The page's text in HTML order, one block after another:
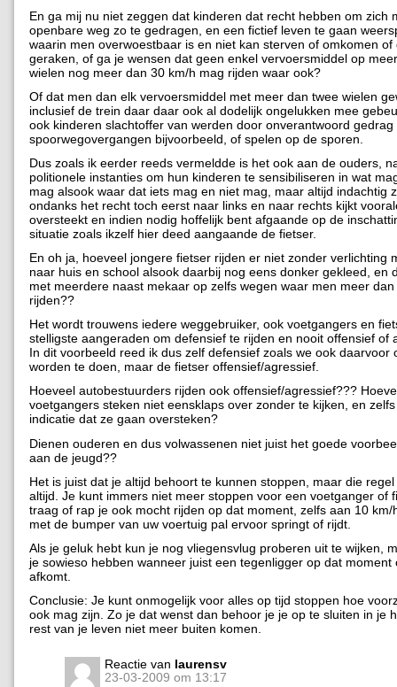
En ga mij nu niet zeggen dat kinderen dat recht hebben om zich
openbare weg zo te gedragen, en een fictief leven te gaan
waarin men overwoestbaar is en niet kan sterven of omkomen of
geraken, of ga je wensen dat geen enkel vervoersmiddel op
wielen nog meer dan 30 km/h mag rijden waar ook?
Of dat men dan elk vervoersmiddel met meer dan twee wielen
inclusief de trein daar daar ook al dodelijk ongelukken mee
ook kinderen slachtoffer van werden door onverantwoord gedrag
spoorwegovergangen bijvoorbeeld, of spelen op de sporen.
Dus zoals ik eerder reeds vermeldde is het ook aan de ouders,
politionele instanties om hun kinderen te sensibiliseren in wat
mag alsook waar dat iets mag en niet mag, maar altijd indachtig
ondanks het recht toch eerst naar links en naar rechts kijkt
oversteekt en indien nodig hoffelijk bent afgaande op de
situatie zoals ikzelf hier deed aangaande de fietser.
En oh ja, hoeveel jongere fietser rijden er niet zonder verlichting
naar huis en school alsook daarbij nog eens donker gekleed, en
met meerdere naast mekaar op zelfs wegen waar men meer
rijden??
Het wordt trouwens iedere weggebruiker, ook voetgangers en
stelligste aangeraden om defensief te rijden en nooit offensief of
In dit voorbeeld reed ik dus zelf defensief zoals we ook daarvoor
worden te doen, maar de fietser offensief/agressief.
Hoeveel autobestuurders rijden ook offensief/agressief???
voetgangers steken niet eensklaps over zonder te kijken, en
indicatie dat ze gaan oversteken?
Dienen ouderen en dus volwassenen niet juist het goede
aan de jeugd??
Het is juist dat je altijd behoort te kunnen stoppen, maar die
altijd. Je kunt immers niet meer stoppen voor een voetganger of
traag of rap je ook mocht rijden op dat moment, zelfs aan 10 km/
met de bumper van uw voertuig pal ervoor springt of rijdt.
Als je geluk hebt kun je nog vliegensvlug proberen uit te wijken,
je sowieso hebben wanneer juist een tegenligger op dat moment
afkomt.
Conclusie: Je kunt onmogelijk voor alles op tijd stoppen hoe
ook mag zijn. Zo je dat wenst dan behoor je je op te sluiten in je
rest van je leven niet meer buiten komen.
Reactie van laurensv
23-03-2009 om 13:17